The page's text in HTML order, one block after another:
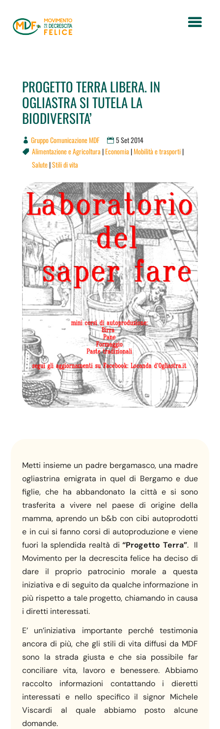
PROGETTO TERRA LIBERA. IN
OGLIASTRA SI TUTELA LA
BIODIVERSITA’
Gruppo Comunicazione MDF 5 Set 2014
 Alimentazione e Agricoltura |Economia |Mobilità e trasporti|
Salute|Stili di vita
Metti insieme un padre bergamasco, una madre
ogliastrina emigrata in quel di Bergamo e due
figlie, che ha abbandonato la città e si sono
trasferita a vivere nel paese di origine della
mamma, aprendo un b&b con cibi autoprodotti
e in cui si fanno corsi di autoproduzione e viene
fuori la splendida realtà di“Progetto Terra”. Il
Movimento per la decrescita felice ha deciso di
dare il proprio patrocinio morale a questa
iniziativa e di seguito da qualche informazione in
più rispetto a tale progetto, chiamando in causa
i diretti interessati.
E’ un’iniziativa importante perché testimonia
ancora di più, che gli stili di vita diffusi da MDF
sono la strada giusta e che sia possibile far
conciliare vita, lavoro e benessere. Abbiamo
raccolto informazioni contattando i dieretti
interessati e nello specifico il signor Michele
Viscardi al quale abbiamo posto alcune
domande.